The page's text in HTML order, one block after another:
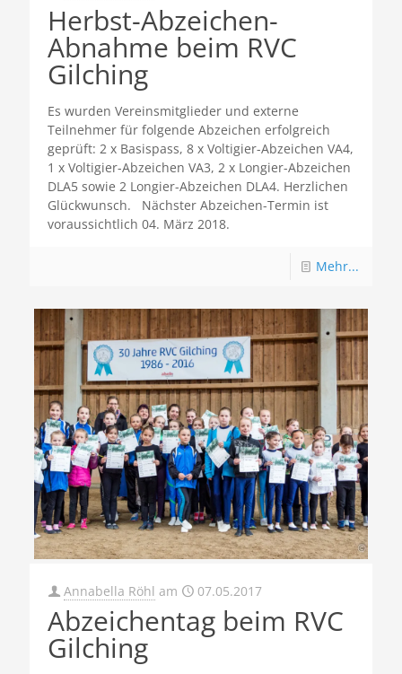
Herbst-Abzeichen-
Abnahme beim RVC
Gilching
Es wurden Vereinsmitglieder und externe
Teilnehmer für folgende Abzeichen erfolgreich
geprüft: 2 x Basispass, 8 x Voltigier-Abzeichen VA4,
1 x Voltigier-Abzeichen VA3, 2 x Longier-Abzeichen
DLA5 sowie 2 Longier-Abzeichen DLA4. Herzlichen
Glückwunsch. Nächster Abzeichen-Termin ist
voraussichtlich 04. März 2018.
Mehr...
Annabella Röhl am 07.05.2017
Abzeichentag beim RVC
Gilching